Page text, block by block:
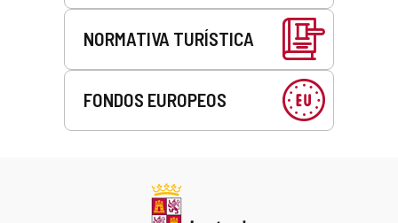
NORMATIVA TURÍSTICA
FONDOS EUROPEOS